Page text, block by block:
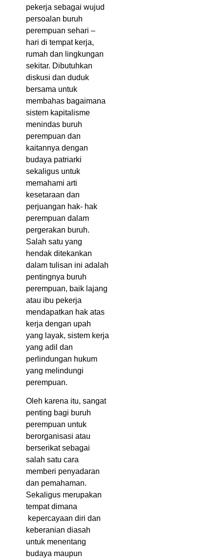
pekerja sebagai wujud
persoalan buruh
perempuan sehari –
hari di tempat kerja,
rumah dan lingkungan
sekitar. Dibutuhkan
diskusi dan duduk
bersama untuk
membahas bagaimana
sistem kapitalisme
menindas buruh
perempuan dan
kaitannya dengan
budaya patriarki
sekaligus untuk
memahami arti
kesetaraan dan
perjuangan hak- hak
perempuan dalam
pergerakan buruh.
Salah satu yang
hendak ditekankan
dalam tulisan ini adalah
pentingnya buruh
perempuan, baik lajang
atau ibu pekerja
mendapatkan hak atas
kerja dengan upah
yang layak, sistem kerja
yang adil dan
perlindungan hukum
yang melindungi
perempuan.
Oleh karena itu, sangat
penting bagi buruh
perempuan untuk
berorganisasi atau
berserikat sebagai
salah satu cara
memberi penyadaran
dan pemahaman.
Sekaligus merupakan
tempat dimana
kepercayaan diri dan
keberanian diasah
untuk menentang
budaya maupun